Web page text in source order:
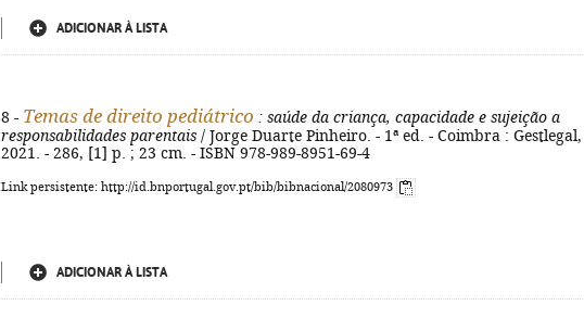
ADICIONAR À LISTA
8 - Temas de direito pediátrico : saúde da criança, capacidade e sujeição a
responsabilidades parentais / Jorge Duarte Pinheiro. - 1ª ed. - Coimbra : Gestlegal,
2021. - 286, [1] p. ; 23 cm. - ISBN 978-989-8951-69-4
Link persistente: http://id.bnportugal.gov.pt/bib/bibnacional/2080973
ADICIONAR À LISTA